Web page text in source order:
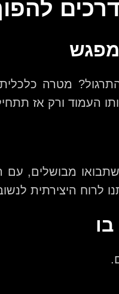
מטרה
העמוד ורק אז
מבושלים, עם
לרוח היצירתית